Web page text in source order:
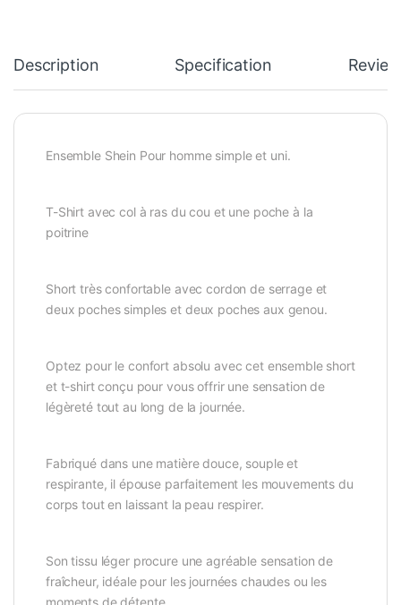
Description Specification
Ensemble Shein Pour homme simple et uni.
T-Shirt avec col à ras du cou et une poche à la
poitrine
Short très confortable avec cordon de serrage et
deux poches simples et deux poches aux genou.
Optez pour le confort absolu avec cet ensemble short
et t-shirt conçu pour vous offrir une sensation de
légèreté tout au long de la journée.
Fabriqué dans une matière douce, souple et
respirante, il épouse parfaitement les mouvements du
corps tout en laissant la peau respirer.
Son tissu léger procure une agréable sensation de
fraîcheur, idéale pour les journées chaudes ou les
moments de détente.